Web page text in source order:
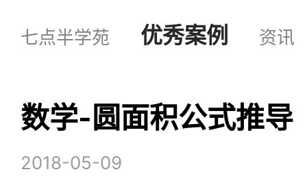
七点半学苑 优秀案例 资讯
首页
数学-圆面积公式推导
2018-05-09